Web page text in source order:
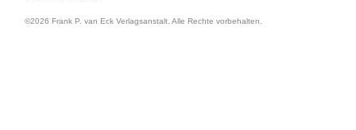
©2026 Frank P. van Eck Verlagsanstalt. Alle Rechte vorbehalten.